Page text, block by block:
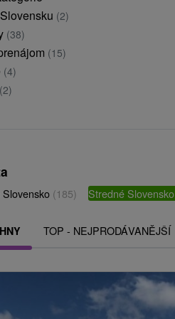
(2)
(38)
(15)
(4)
(2)
(185) Stredné Slovensko
TOP - NEJPRODÁVANĚJŠÍ